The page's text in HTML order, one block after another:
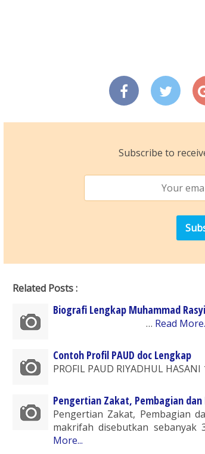
Subscribe to
Related Posts :
Biografi Lengkap Muhammad
… Read
Contoh Profil PAUD doc Lengkap
PROFIL PAUD RIYADHUL
Pengertian Zakat, Pembagian dan
Pengertian Zakat, Pembagian
makrifah disebutkan sebanyak
More...